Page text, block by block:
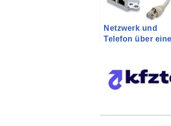
Netzwerk und
Telefon über eine